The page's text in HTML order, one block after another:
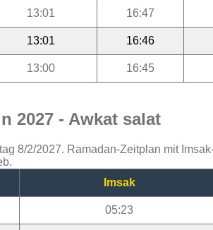
13:01 16:47
13:01 16:46
13:00 16:45
2027 - Awkat salat
8/2/2027. Ramadan-Zeitplan mit
Imsak
05:23